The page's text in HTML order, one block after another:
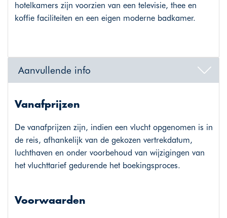
hotelkamers zijn voorzien van een televisie, thee en
koffie faciliteiten en een eigen moderne badkamer.
Aanvullende info
Vanafprijzen
De vanafprijzen zijn, indien een vlucht opgenomen is in
de reis, afhankelijk van de gekozen vertrekdatum,
luchthaven en onder voorbehoud van wijzigingen van
het vluchttarief gedurende het boekingsproces.
Voorwaarden